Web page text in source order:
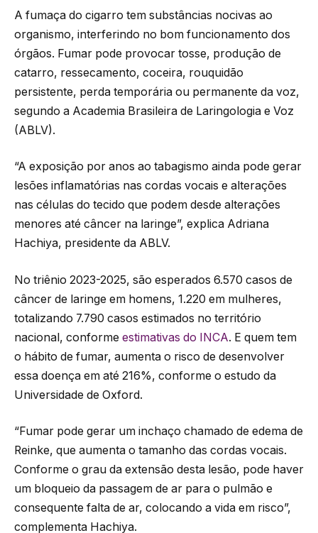
A fumaça do cigarro tem substâncias nocivas ao
organismo, interferindo no bom funcionamento dos
órgãos. Fumar pode provocar tosse, produção de
catarro, ressecamento, coceira, rouquidão
persistente, perda temporária ou permanente da voz,
segundo a Academia Brasileira de Laringologia e Voz
(ABLV).
“A exposição por anos ao tabagismo ainda pode gerar
lesões inflamatórias nas cordas vocais e alterações
nas células do tecido que podem desde alterações
menores até câncer na laringe”, explica Adriana
Hachiya, presidente da ABLV.
No triênio 2023-2025, são esperados 6.570 casos de
câncer de laringe em homens, 1.220 em mulheres,
totalizando 7.790 casos estimados no território
nacional, conforme estimativas do INCA. E quem tem
o hábito de fumar, aumenta o risco de desenvolver
essa doença em até 216%, conforme o estudo da
Universidade de Oxford.
“Fumar pode gerar um inchaço chamado de edema de
Reinke, que aumenta o tamanho das cordas vocais.
Conforme o grau da extensão desta lesão, pode haver
um bloqueio da passagem de ar para o pulmão e
consequente falta de ar, colocando a vida em risco”,
complementa Hachiya.